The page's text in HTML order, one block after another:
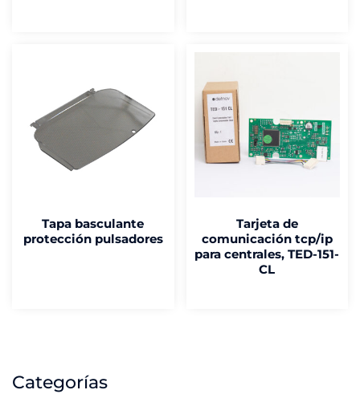
Tapa basculante
protección pulsadores
Tarjeta de
comunicación tcp/ip
para centrales, TED-151-
CL
Categorías